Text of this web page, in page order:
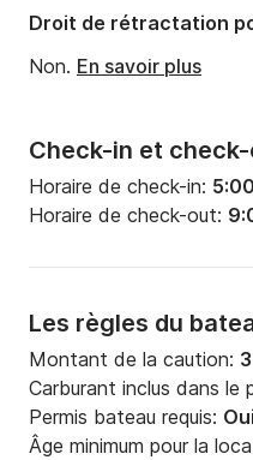
Puissance moteur:80cv
Check-in et
Horaire de check-in:
Horaire de check-out:
Les règles du
Montant de la caution:
Carburant inclus dans le
Permis bateau requis:
Âge minimum pour la
Droit de rétractation
Non. En savoir plus